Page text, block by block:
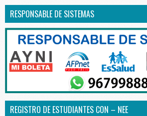
RESPONSABLE DE SISTEMAS
REGISTRO DE ESTUDIANTES CON – NEE